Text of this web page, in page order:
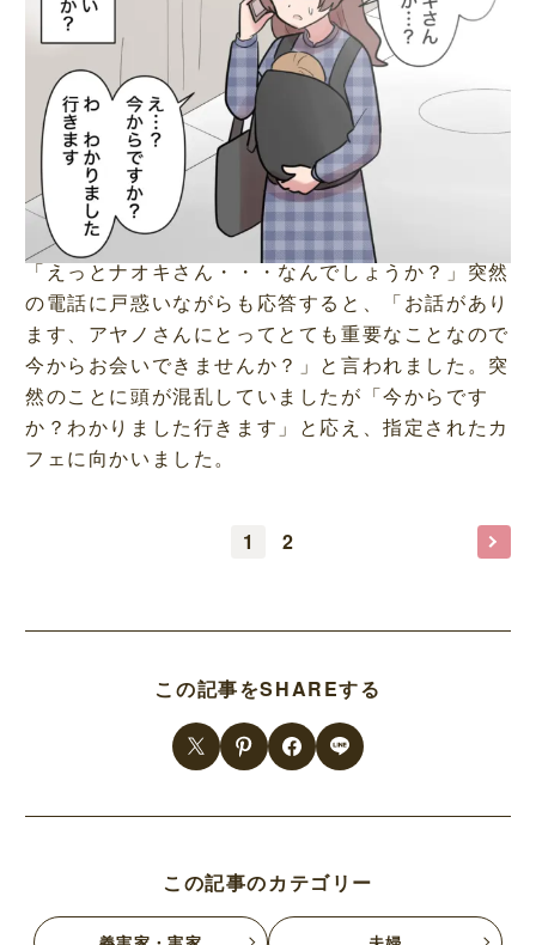
「えっとナオキさん・・・なんでしょうか？」突然
の電話に戸惑いながらも応答すると、「お話があり
ます、アヤノさんにとってとても重要なことなので
今からお会いできませんか？」と言われました。突
然のことに頭が混乱していましたが「今からです
か？わかりました行きます」と応え、指定されたカ
フェに向かいました。
1 2
この記事をSHAREする
この記事のカテゴリー